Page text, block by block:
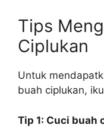
Tips
Ciplukan
Untuk
buah ciplukan,
Tip 1: Cuci buah